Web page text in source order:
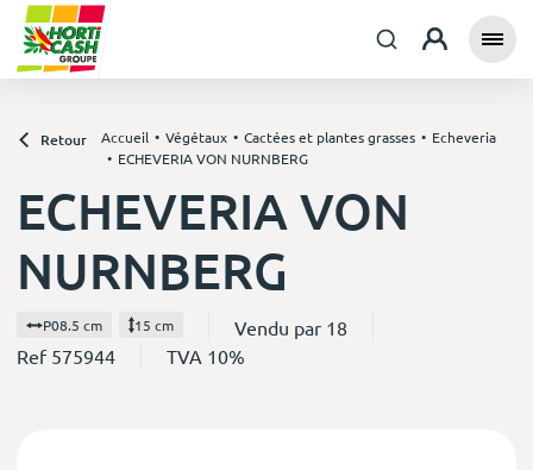
Retour Accueil Végétaux Cactées et plantes grasses
Echeveria
ECHEVERIA VON NURNBERG
ECHEVERIA VON
NURNBERG
P08.5 cm 15 cm
Vendu par 18
Ref 575944
TVA 10%